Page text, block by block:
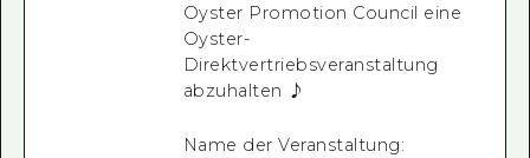
Oyster Promotion Council eine
Oyster-
Direktvertriebsveranstaltung
abzuhalten ♪
Name der Veranstaltung: